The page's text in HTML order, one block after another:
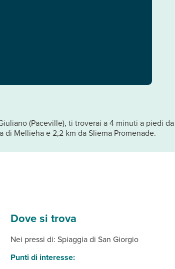
(Paceville), ti troverai a 4 minuti a piedi
di Mellieha e 2,2 km da Sliema Promenade.
Dove si trova
Nei pressi di: Spiaggia di San Giorgio
Punti di interesse:
della struttura, complete di minibar e
16:00 Istruzioni per il check-in: Per eventuali
massaggi, trattamenti per il corpo e
un pratico servizio di lavanderia e
6 ristoranti disponibili presso un hotel, oppure
alle strutture ricettive in Malta. Questa